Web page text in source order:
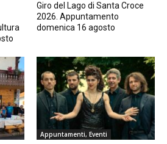
Giro del Lago di Santa Croce
2026. Appuntamento
domenica 16 agosto
Appuntamenti, Eventi